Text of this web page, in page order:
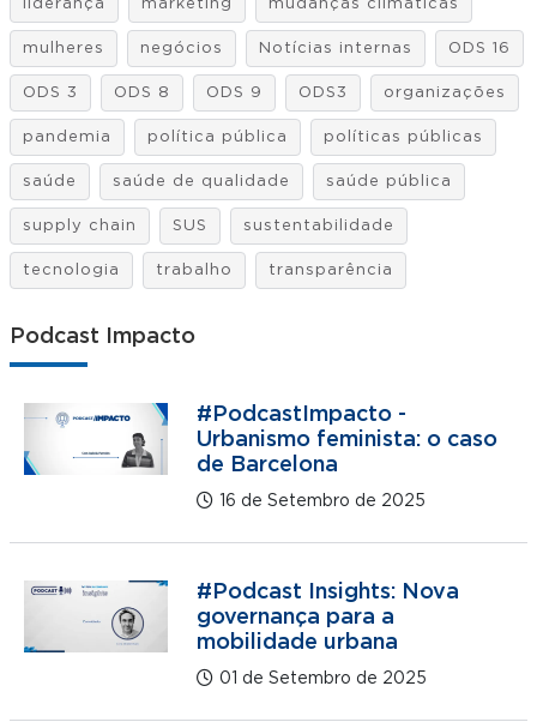
liderança marketing mudanças climáticas
mulheres negócios Notícias internas ODS 16
ODS 3 ODS 8 ODS 9 ODS3 organizações
pandemia política pública políticas públicas
saúde saúde de qualidade saúde pública
supply chain SUS sustentabilidade
tecnologia trabalho transparência
Podcast Impacto
#PodcastImpacto -
Urbanismo feminista: o caso
de Barcelona
16 de Setembro de 2025
#Podcast Insights: Nova
governança para a
mobilidade urbana
01 de Setembro de 2025